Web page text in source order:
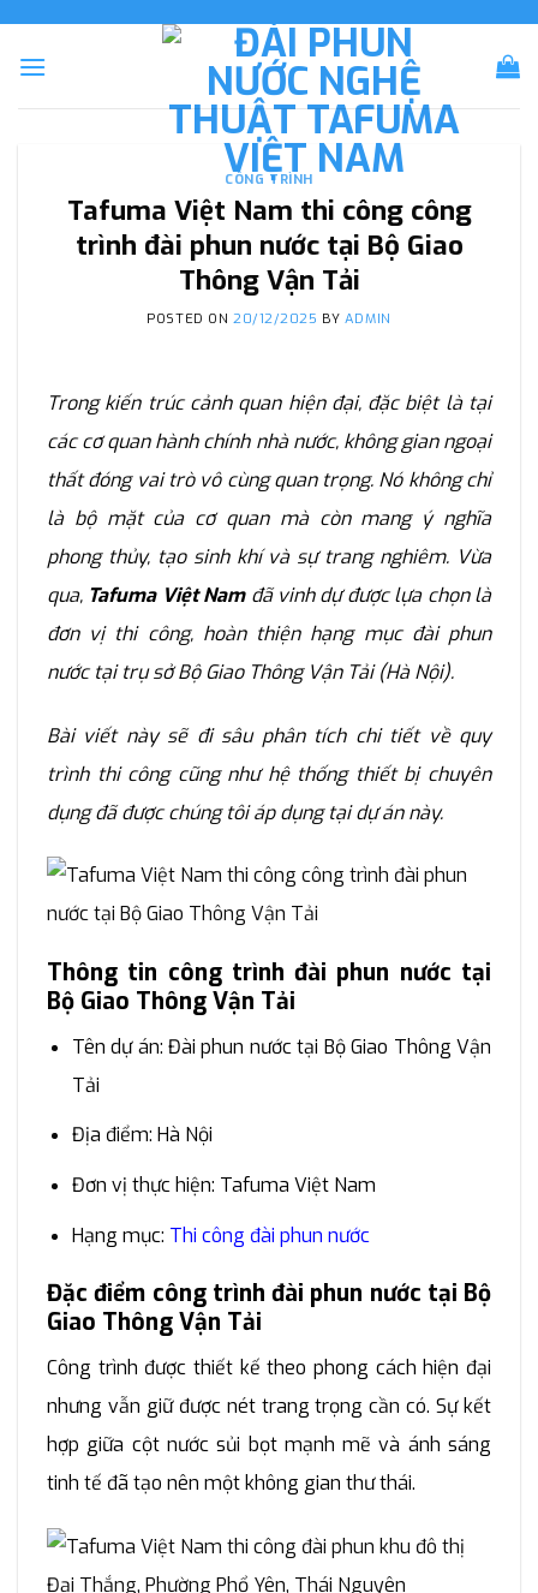
content
CÔNG TRÌNH
Tafuma Việt Nam thi công công
trình đài phun nước tại Bộ Giao
Thông Vận Tải
POSTED ON 20/12/2025 BY ADMIN
Trong kiến trúc cảnh quan hiện đại, đặc biệt là tại
các cơ quan hành chính nhà nước, không gian ngoại
thất đóng vai trò vô cùng quan trọng. Nó không chỉ
là bộ mặt của cơ quan mà còn mang ý nghĩa
phong thủy, tạo sinh khí và sự trang nghiêm. Vừa
qua, Tafuma Việt Namđã vinh dự được lựa chọn là
đơn vị thi công, hoàn thiện hạng mục đài phun
nước tại trụ sở Bộ Giao Thông Vận Tải (Hà Nội).
Bài viết này sẽ đi sâu phân tích chi tiết về quy
trình thi công cũng như hệ thống thiết bị chuyên
dụng đã được chúng tôi áp dụng tại dự án này.
Thông tin công trình đài phun nước tại
Bộ Giao Thông Vận Tải
Tên dự án: Đài phun nước tại Bộ Giao Thông Vận
Tải
Địa điểm: Hà Nội
Đơn vị thực hiện: Tafuma Việt Nam
Hạng mục: Thi công đài phun nước
Đặc điểm công trình đài phun nước tại Bộ
Giao Thông Vận Tải
Công trình được thiết kế theo phong cách hiện đại
nhưng vẫn giữ được nét trang trọng cần có. Sự kết
hợp giữa cột nước sủi bọt mạnh mẽ và ánh sáng
tinh tế đã tạo nên một không gian thư thái.